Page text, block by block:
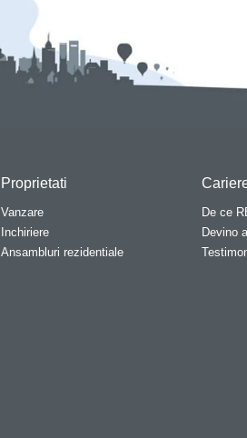
Proprietati
Vanzare
Inchiriere
Ansambluri rezidentiale
De ce
Devino